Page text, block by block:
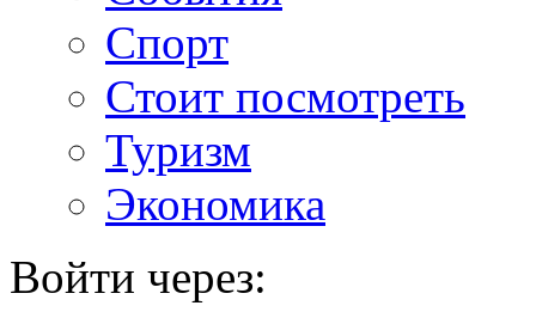
Спорт
Стоит посмотреть
Туризм
Экономика
Войти через: